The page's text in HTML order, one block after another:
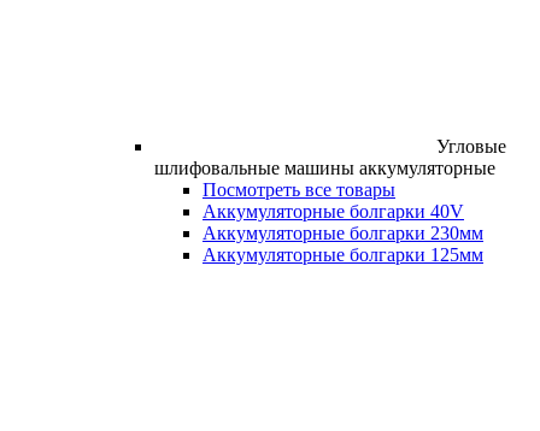
Угловые
шлифовальные машины аккумуляторные
Посмотреть все товары
Аккумуляторные болгарки 40V
Аккумуляторные болгарки 230мм
Аккумуляторные болгарки 125мм